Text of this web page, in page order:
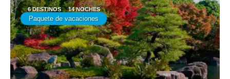
6 DESTINOS 14 NOCHES
Paquete de vacaciones